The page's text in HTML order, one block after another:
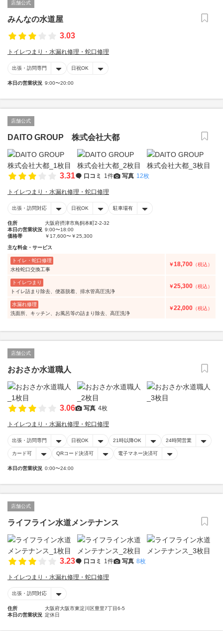
店舗公式
みんなの水道屋
3.03
トイレつまり・水漏れ修理・蛇口修理
出張・訪問専門 日祝OK
本日の営業状況 9:00〜20:00
店舗公式
DAITO GROUP 株式会社大都
3.31 口コミ 1件 写真 12枚
トイレつまり・水漏れ修理・蛇口修理
出張・訪問対応 日祝OK 駐車場有
住所
大阪府摂津市鳥飼本町2-2-32
本日の営業状況 9:00〜18:00
価格帯
￥17,600〜￥25,300
主な料金・サービス
トイレ・蛇口修理
水栓蛇口交換工事
￥18,700 （税込）
トイレつまり
トイレ詰まり除去、便器脱着、排水管高圧洗浄
￥25,300 （税込）
水漏れ修理
洗面所、キッチン、お風呂等の詰まり除去、高圧洗浄
￥22,000 （税込）
店舗公式
おおさか水道職人
3.06 写真 4枚
トイレつまり・水漏れ修理・蛇口修理
出張・訪問専門 日祝OK 21時以降OK 24時間営業
カード可 QRコード決済可 電子マネー決済可
本日の営業状況 0:00〜24:00
店舗公式
ライフライン水道メンテナンス
3.23 口コミ 1件 写真 8枚
トイレつまり・水漏れ修理・蛇口修理
出張・訪問対応
住所
大阪府大阪市東淀川区豊里7丁目6-5
本日の営業状況 定休日